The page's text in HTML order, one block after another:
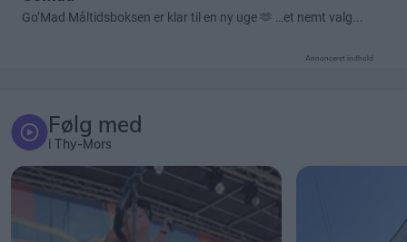
Annonceret indhold
Følg med
i Thy-Mors